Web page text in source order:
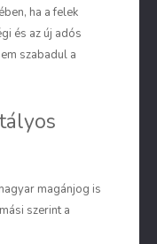
ha a felek
és az új adós
szabadul a
magánjog is
szerint a